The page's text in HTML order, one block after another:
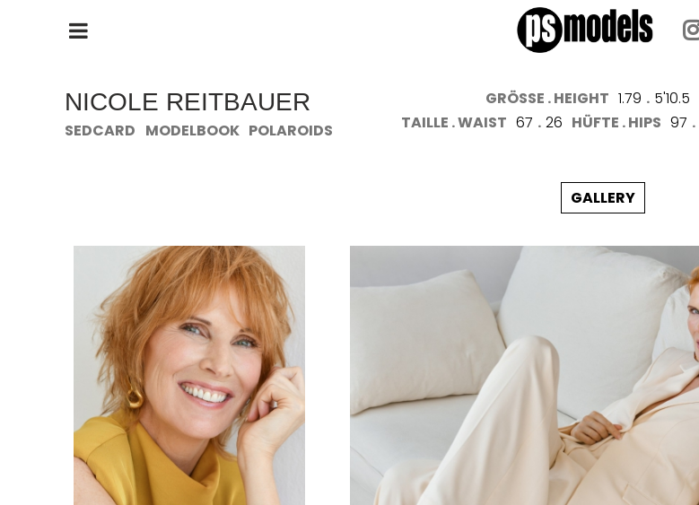
HAUPTMENÜ
NICOLE REITBAUER
SEDCARD MODELBOOK POLAROIDS
GRÖSSE . HEIGHT 1.79 . 5'10.5
TAILLE . WAIST 67 . 26 HÜFTE . HIPS 97 .
GALLERY